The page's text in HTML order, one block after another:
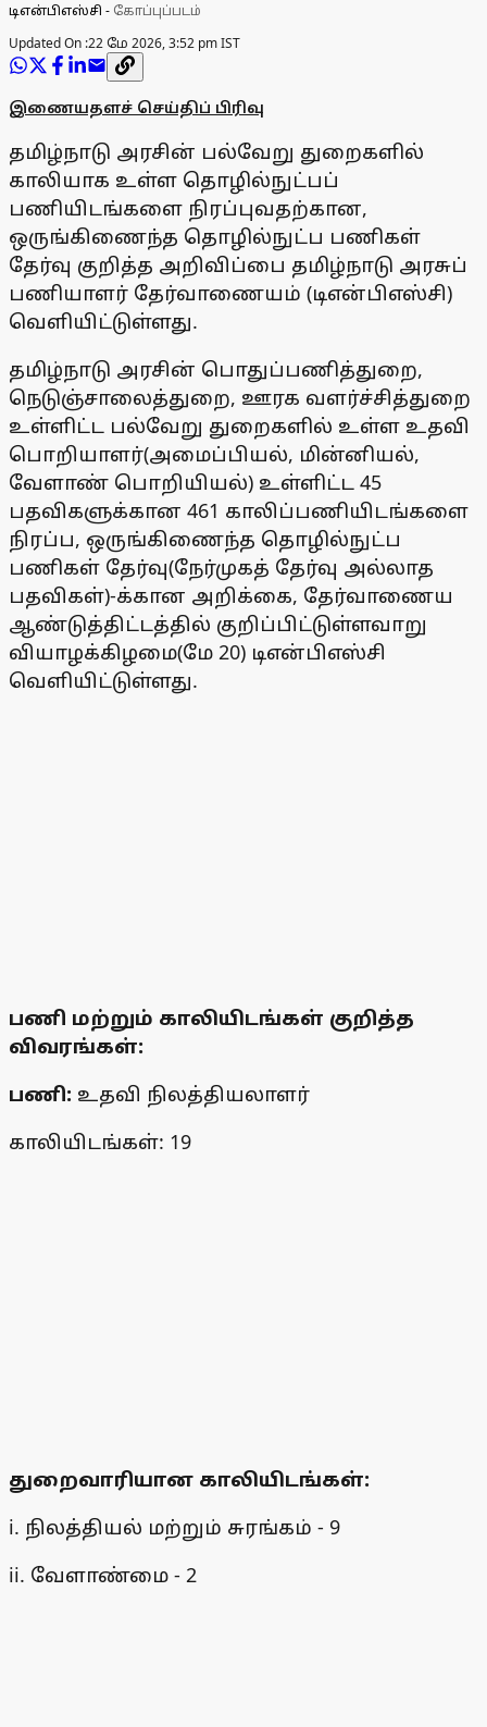
டிஎன்பிஎஸ்சி - கோப்புப்படம்
Updated On :22 மே 2026, 3:52 pm IST
இணையதளச் செய்திப் பிரிவு
தமிழ்நாடு அரசின் பல்வேறு துறைகளில்
காலியாக உள்ள தொழில்நுட்பப்
பணியிடங்களை நிரப்புவதற்கான,
ஒருங்கிணைந்த தொழில்நுட்ப பணிகள்
தேர்வு குறித்த அறிவிப்பை தமிழ்நாடு அரசுப்
பணியாளர் தேர்வாணையம் (டிஎன்பிஎஸ்சி)
வெளியிட்டுள்ளது.
தமிழ்நாடு அரசின் பொதுப்பணித்துறை,
நெடுஞ்சாலைத்துறை, ஊரக வளர்ச்சித்துறை
உள்ளிட்ட பல்வேறு துறைகளில் உள்ள உதவி
பொறியாளர்(அமைப்பியல், மின்னியல்,
வேளாண் பொறியியல்) உள்ளிட்ட 45
பதவிகளுக்கான 461 காலிப்பணியிடங்களை
நிரப்ப, ஒருங்கிணைந்த தொழில்நுட்ப
பணிகள் தேர்வு(நேர்முகத் தேர்வு அல்லாத
பதவிகள்)-க்கான அறிக்கை, தேர்வாணைய
ஆண்டுத்திட்டத்தில் குறிப்பிட்டுள்ளவாறு
வியாழக்கிழமை(மே 20) டிஎன்பிஎஸ்சி
வெளியிட்டுள்ளது.
பணி மற்றும் காலியிடங்கள் குறித்த
விவரங்கள்:
பணி: உதவி நிலத்தியலாளர்
காலியிடங்கள்: 19
துறைவாரியான காலியிடங்கள்:
i. நிலத்தியல் மற்றும் சுரங்கம் - 9
ii. வேளாண்மை - 2